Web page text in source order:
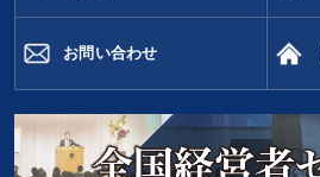
お問い合わせ